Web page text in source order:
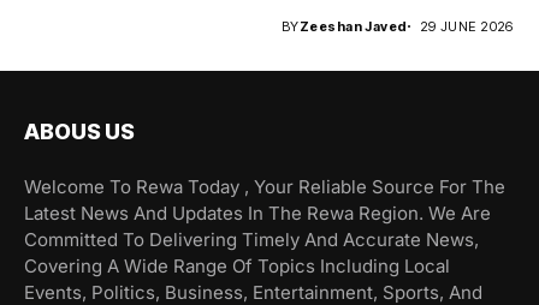
BYZeeshan Javed 29 JUNE 2026
ABOUS US
Welcome To Rewa Today , Your Reliable Source For The
Latest News And Updates In The Rewa Region. We Are
Committed To Delivering Timely And Accurate News,
Covering A Wide Range Of Topics Including Local
Events, Politics, Business, Entertainment, Sports, And